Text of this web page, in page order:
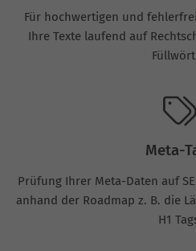
Für hochwertigen und
Ihre Texte laufend auf
Meta-
Prüfung Ihrer Meta-Daten auf
anhand der Roadmap z. B. die
H1